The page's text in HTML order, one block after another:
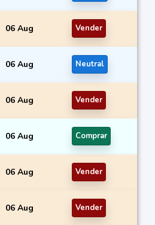
06 Aug Vender
06 Aug Neutral
06 Aug Vender
06 Aug Comprar
06 Aug Vender
06 Aug Vender